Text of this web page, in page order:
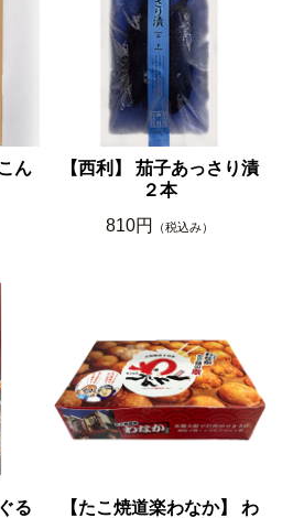
ん
【西利】 茄子あっさり漬
２本
810円
（税込み）
る
【たこ焼道楽わなか】 わ